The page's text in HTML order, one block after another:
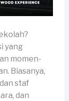
yang
momen-
Biasanya,
staf
dan